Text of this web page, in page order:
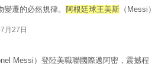
遷的必然規律。 阿根廷球王美斯 （Messi）
月27日
Messi）登陸美職聯國際邁阿密，震撼程